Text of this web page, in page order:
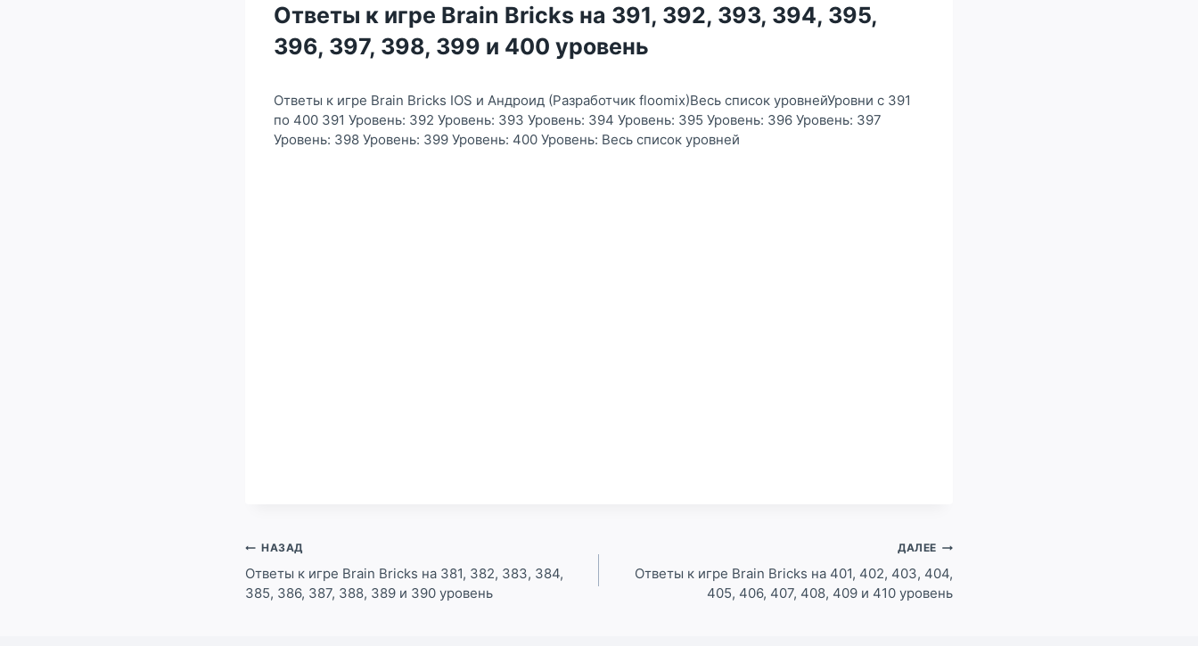
Ответы к игре Brain Bricks на 391, 392, 393, 394, 395,
396, 397, 398, 399 и 400 уровень
Ответы к игре Brain Bricks IOS и Андроид (Разработчик floomix)Весь список уровнейУровни с 391
по 400 391 Уровень: 392 Уровень: 393 Уровень: 394 Уровень: 395 Уровень: 396 Уровень: 397
Уровень: 398 Уровень: 399 Уровень: 400 Уровень: Весь список уровней
Навигация
по
записям
НАЗАД
Ответы к игре Brain Bricks на 381, 382, 383, 384,
385, 386, 387, 388, 389 и 390 уровень
ДАЛЕЕ
Ответы к игре Brain Bricks на 401, 402, 403, 404,
405, 406, 407, 408, 409 и 410 уровень